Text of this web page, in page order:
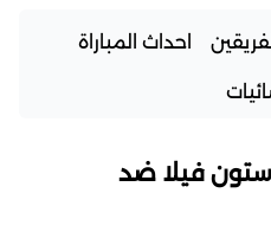
احداث المباراة
فيلا ضد